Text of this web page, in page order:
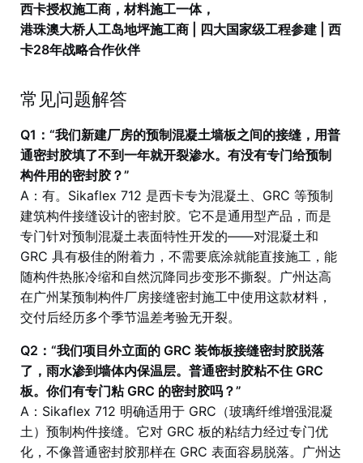
西卡授权施工商，材料施工一体，
港珠澳大桥人工岛地坪施工商 | 四大国家级工程参建 | 西
卡28年战略合作伙伴
常见问题解答
Q1：“我们新建厂房的预制混凝土墙板之间的接缝，用普
通密封胶填了不到一年就开裂渗水。有没有专门给预制
构件用的密封胶？”
A：有。Sikaflex 712 是西卡专为混凝土、GRC 等预制
建筑构件接缝设计的密封胶。它不是通用型产品，而是
专门针对预制混凝土表面特性开发的——对混凝土和
GRC 具有极佳的附着力，不需要底涂就能直接施工，能
随构件热胀冷缩和自然沉降同步变形不撕裂。广州达高
在广州某预制构件厂房接缝密封施工中使用这款材料，
交付后经历多个季节温差考验无开裂。
Q2：“我们项目外立面的 GRC 装饰板接缝密封胶脱落
了，雨水渗到墙体内保温层。普通密封胶粘不住 GRC
板。你们有专门粘 GRC 的密封胶吗？”
A：Sikaflex 712 明确适用于 GRC（玻璃纤维增强混凝
土）预制构件接缝。它对 GRC 板的粘结力经过专门优
化，不像普通密封胶那样在 GRC 表面容易脱落。广州达